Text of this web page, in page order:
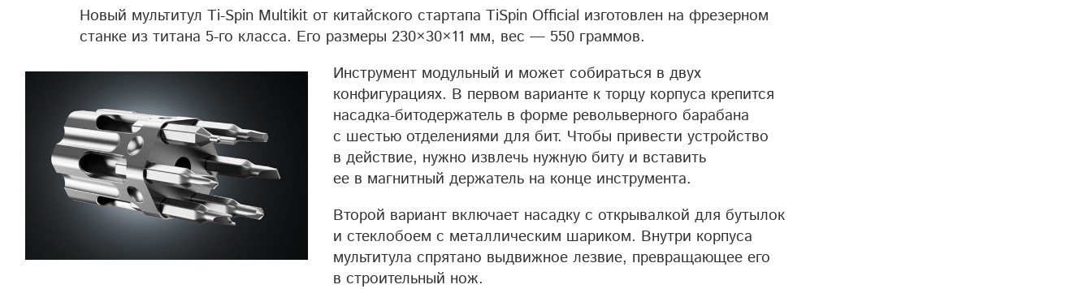
Новый мультитул Ti-Spin Multikit от китайского стартапа TiSpin Official изготовлен на фрезерном
станке из титана 5-го класса. Его размеры 230×30×11 мм, вес — 550 граммов.
Инструмент модульный и может собираться в двух
конфигурациях. В первом варианте к торцу корпуса крепится
насадка-битодержатель в форме револьверного барабана
с шестью отделениями для бит. Чтобы привести устройство
в действие, нужно извлечь нужную биту и вставить
ее в магнитный держатель на конце инструмента.
Второй вариант включает насадку с открывалкой для бутылок
и стеклобоем с металлическим шариком. Внутри корпуса
мультитула спрятано выдвижное лезвие, превращающее его
в строительный нож.